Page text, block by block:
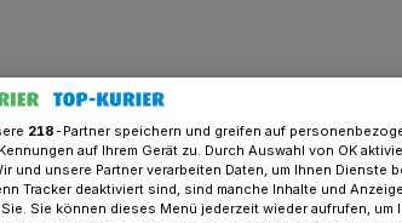
218-Partner speichern und greifen auf
auf Ihrem Gerät zu. Durch Auswahl von OK
und unsere Partner verarbeiten Daten, um Ihnen Dienste
Tracker deaktiviert sind, sind manche Inhalte und
Sie können dieses Menü jederzeit wieder aufrufen, um